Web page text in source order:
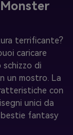
terrificante?
caricare
di
un mostro. La
con
unici da
bestie fantasy